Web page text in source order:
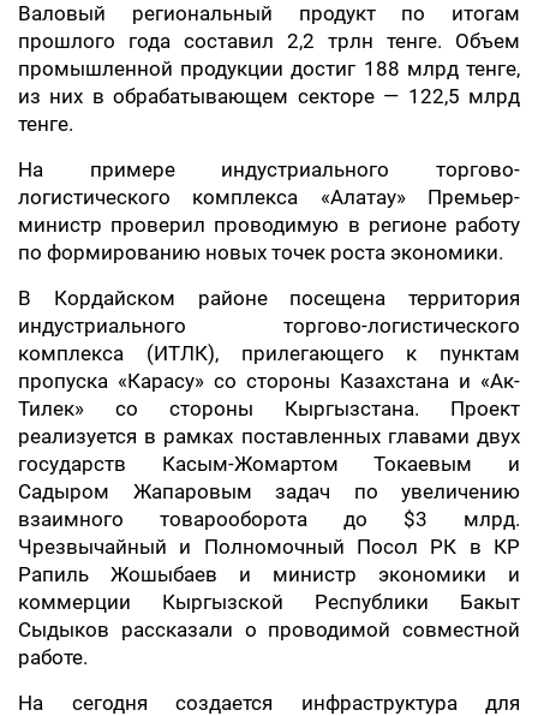
Валовый региональный продукт по итогам
прошлого года составил 2,2 трлн тенге. Объем
промышленной продукции достиг 188 млрд тенге,
из них в обрабатывающем секторе — 122,5 млрд
тенге.
На примере индустриального торгово-
логистического комплекса «Алатау» Премьер-
министр проверил проводимую в регионе работу
по формированию новых точек роста экономики.
В Кордайском районе посещена территория
индустриального торгово-логистического
комплекса (ИТЛК), прилегающего к пунктам
пропуска «Карасу» со стороны Казахстана и «Ак-
Тилек» со стороны Кыргызстана. Проект
реализуется в рамках поставленных главами двух
государств Касым-Жомартом Токаевым и
Садыром Жапаровым задач по увеличению
взаимного товарооборота до $3 млрд.
Чрезвычайный и Полномочный Посол РК в КР
Рапиль Жошыбаев и министр экономики и
коммерции Кыргызской Республики Бакыт
Сыдыков рассказали о проводимой совместной
работе.
На сегодня создается инфраструктура для